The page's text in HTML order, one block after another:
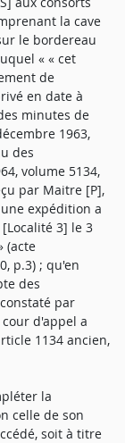
la cave
le bordereau
« « cet
de
en date à
minutes de
1963,
des
volume 5134,
par Maitre [P],
expédition a
3] le 3
(acte
p.3) ; qu'en
des
par
d'appel a
1134 ancien,
la
celle de son
soit à titre